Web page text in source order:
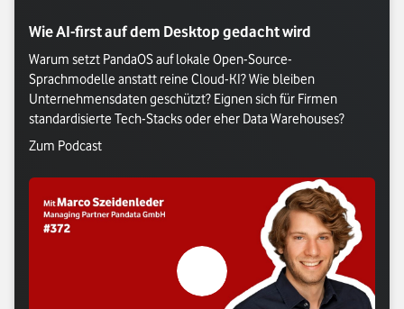
Wie AI-first auf dem Desktop gedacht wird
Warum setzt PandaOS auf lokale Open-Source-
Sprachmodelle anstatt reine Cloud-KI? Wie bleiben
Unternehmensdaten geschützt? Eignen sich für Firmen
Verlasse Vodafone Webseite: Zum Podcast
Zum Podcast
Verlasse Vodafone Webseite: Zum